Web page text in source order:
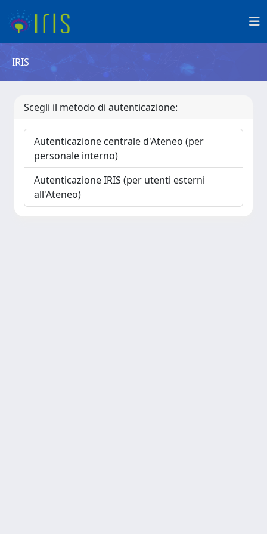
IRIS
Scegli il metodo di autenticazione:
Autenticazione centrale d'Ateneo (per
personale interno)
Autenticazione IRIS (per utenti esterni
all'Ateneo)